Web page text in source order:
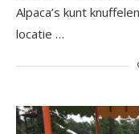
Alpaca’s kunt
locatie …